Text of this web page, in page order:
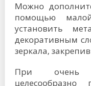
Можно
помощью
установить
декоративным
зеркала,
При очень
целесообразно